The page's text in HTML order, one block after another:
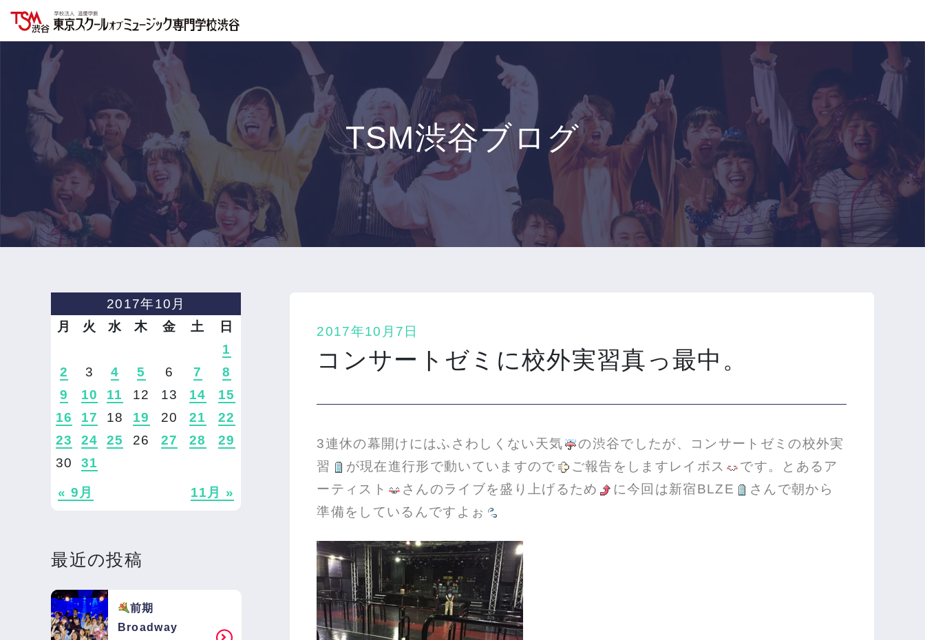
TSM渋谷ブログ
2017年10月7日
コンサートゼミに校外実習真っ最中。
3連休の幕開けにはふさわしくない天気
の渋谷でしたが、コンサートゼミの校外実
習
が現在進行形で動いていますので ご報告をしますレイボス
です。とあるア
ーティスト
さんのライブを盛り上げるため に今回は新宿BLZE
さんで朝から
準備をしているんですよぉ
2017年10月
月
火 水 木 金 土 日
« 9月 11月 »
1
2
3 4 5 6 7
8
9
10 11 12 13 14
15
16
17 18 19 20 21
22
23
24 25 26 27 28
29
30
31
最近の投稿
前期
Broadway